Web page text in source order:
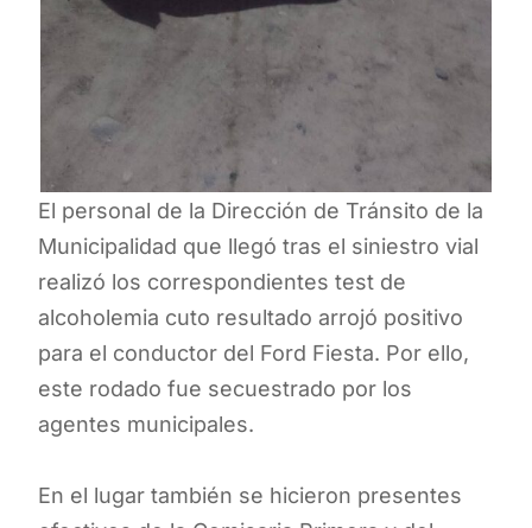
El personal de la Dirección de Tránsito de la
Municipalidad que llegó tras el siniestro vial
realizó los correspondientes test de
alcoholemia cuto resultado arrojó positivo
para el conductor del Ford Fiesta. Por ello,
este rodado fue secuestrado por los
agentes municipales.
En el lugar también se hicieron presentes